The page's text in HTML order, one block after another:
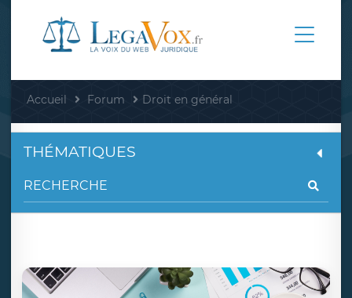
Accueil Forum Droit en général
THÉMATIQUES